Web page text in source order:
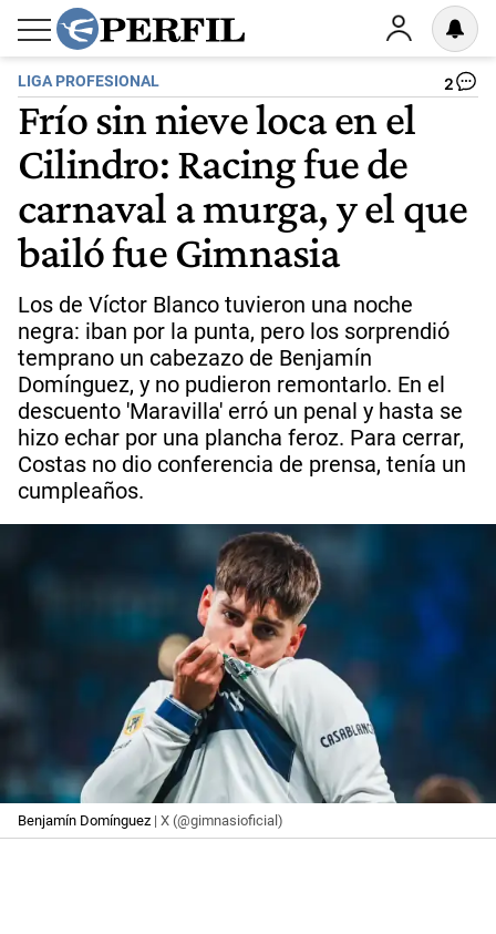
LIGA PROFESIONAL 2
Frío sin nieve loca en el
Cilindro: Racing fue de
carnaval a murga, y el que
bailó fue Gimnasia
Los de Víctor Blanco tuvieron una noche
negra: iban por la punta, pero los sorprendió
temprano un cabezazo de Benjamín
Domínguez, y no pudieron remontarlo. En el
descuento 'Maravilla' erró un penal y hasta se
hizo echar por una plancha feroz. Para cerrar,
Costas no dio conferencia de prensa, tenía un
cumpleaños.
Benjamín Domínguez | X (@gimnasioficial)